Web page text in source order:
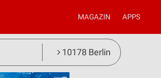
MAGAZIN APPS
10178 Berlin